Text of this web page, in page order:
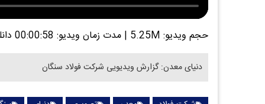
حجم ویدیو: 5.25M | مدت زمان ویدیو: 00:00:58
دنیای معدن: گزارش ویدیویی شرکت فولاد سنگان